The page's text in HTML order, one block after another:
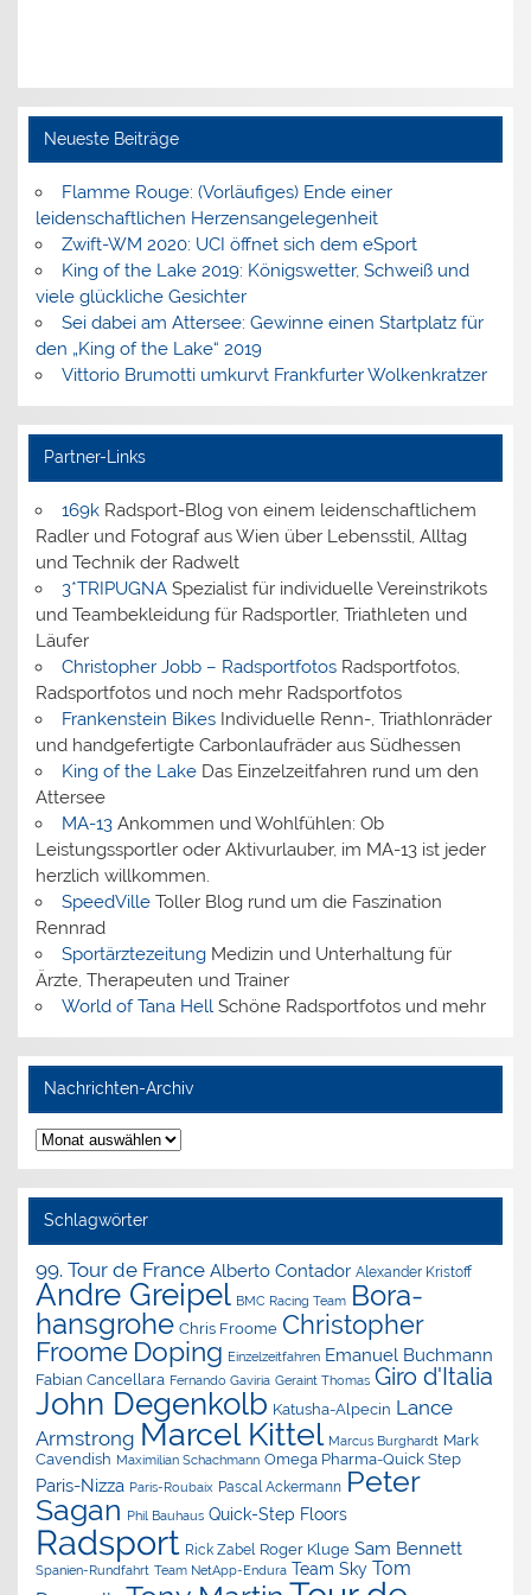
Neueste Beiträge
Flamme Rouge: (Vorläufiges) Ende einer
leidenschaftlichen Herzensangelegenheit
Zwift-WM 2020: UCI öffnet sich dem eSport
King of the Lake 2019: Königswetter, Schweiß und
viele glückliche Gesichter
Sei dabei am Attersee: Gewinne einen Startplatz für
den „King of the Lake“ 2019
Vittorio Brumotti umkurvt Frankfurter Wolkenkratzer
Partner-Links
169kRadsport-Blog von einem leidenschaftlichem
Radler und Fotograf aus Wien über Lebensstil, Alltag
und Technik der Radwelt
3*TRIPUGNASpezialist für individuelle Vereinstrikots
und Teambekleidung für Radsportler, Triathleten und
Läufer
Christopher Jobb – RadsportfotosRadsportfotos,
Radsportfotos und noch mehr Radsportfotos
Frankenstein BikesIndividuelle Renn-, Triathlonräder
und handgefertigte Carbonlaufräder aus Südhessen
King of the LakeDas Einzelzeitfahren rund um den
Attersee
MA-13Ankommen und Wohlfühlen: Ob
Leistungssportler oder Aktivurlauber, im MA-13 ist jeder
herzlich willkommen.
SpeedVilleToller Blog rund um die Faszination
Rennrad
SportärztezeitungMedizin und Unterhaltung für
Ärzte, Therapeuten und Trainer
World of Tana HellSchöne Radsportfotos und mehr
Nachrichten-Archiv
Nachrichten-
Archiv
Schlagwörter
99. Tour de France Alberto Contador Alexander Kristoff
Andre Greipel BMC Racing Team Bora-
hansgrohe Chris Froome Christopher
Froome Doping Einzelzeitfahren Emanuel Buchmann
Fabian Cancellara Fernando Gaviria Geraint Thomas Giro d'Italia
John Degenkolb Katusha-Alpecin Lance
Armstrong Marcel Kittel Marcus Burghardt Mark
Cavendish Maximilian Schachmann Omega Pharma-Quick Step
Paris-Nizza Paris-Roubaix Pascal Ackermann Peter
Sagan Phil Bauhaus Quick-Step Floors
Radsport Rick Zabel Roger Kluge Sam Bennett
Spanien-Rundfahrt Team NetApp-Endura Team Sky Tom